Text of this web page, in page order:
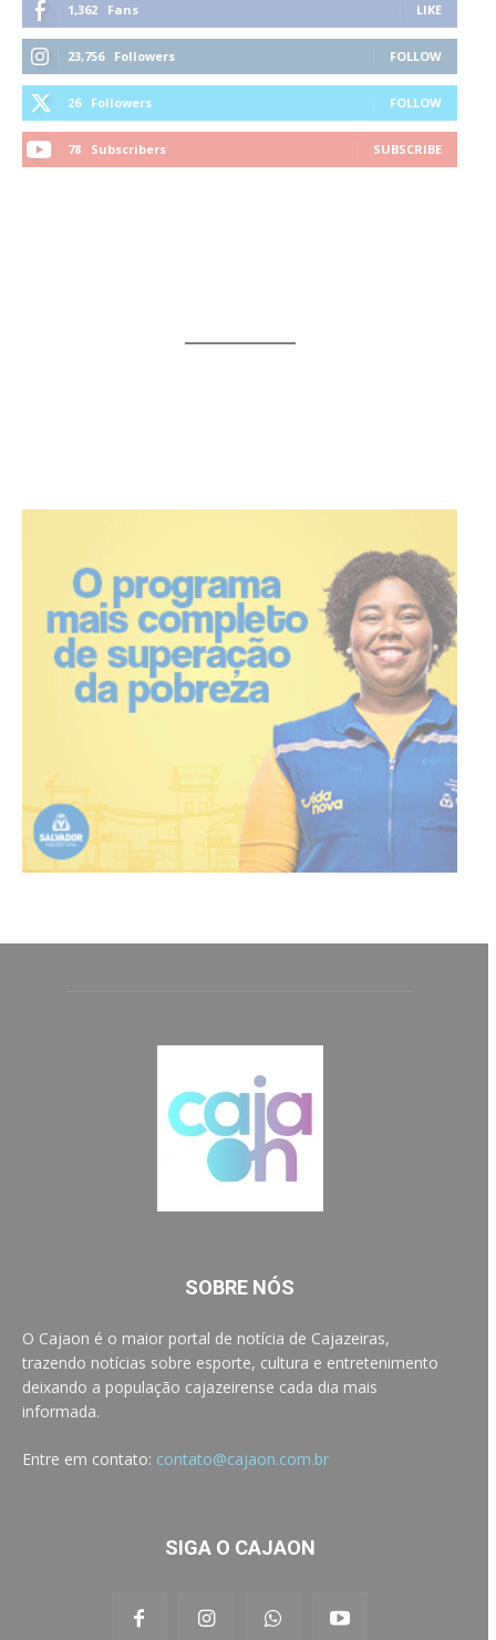
1,362 Fans LIKE
23,756 Followers FOLLOW
26 Followers FOLLOW
78 Subscribers SUBSCRIBE
SOBRE NÓS
O Cajaon é o maior portal de notícia de Cajazeiras,
trazendo notícias sobre esporte, cultura e entretenimento
deixando a população cajazeirense cada dia mais
informada.
Entre em contato: contato@cajaon.com.br
SIGA O CAJAON